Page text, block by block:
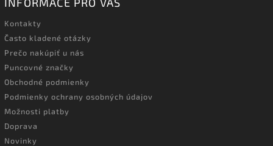
Kontakty
Často kladené otázky
Prečo nakúpiť u nás
Puncovné značky
Obchodné podmienky
Podmienky ochrany osobných údajov
Možnosti platby
Doprava
Novinky